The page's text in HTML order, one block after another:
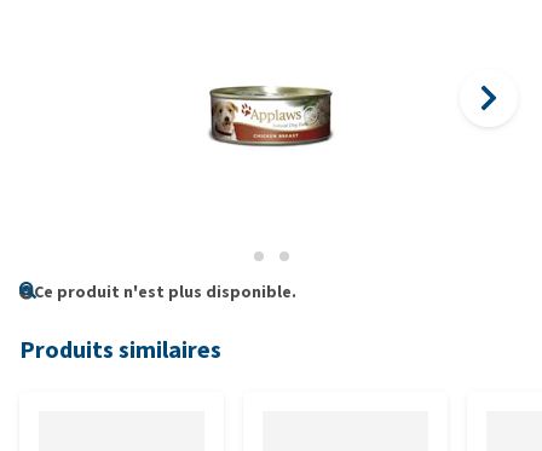
Ce produit n'est plus disponible.
Produits similaires